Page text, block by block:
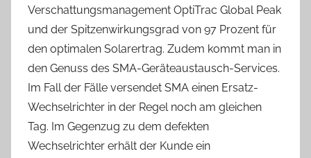
Verschattungsmanagement OptiTrac Global Peak
und der Spitzenwirkungsgrad von 97 Prozent für
den optimalen Solarertrag. Zudem kommt man in
den Genuss des SMA-Geräteaustausch-Services.
Im Fall der Fälle versendet SMA einen Ersatz-
Wechselrichter in der Regel noch am gleichen
Tag. Im Gegenzug zu dem defekten
Wechselrichter erhält der Kunde ein